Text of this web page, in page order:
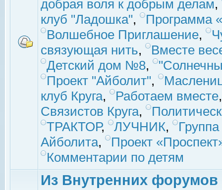
добрая воля к добрым делам,
клуб "Ладошка",
Программа
Волшебное Приглашение,
связующая нить,
Вместе
Детский дом №8,
Проект "Айболит",
клуб Круга, Работаем вместе
Связистов Круга,
ТРАКТОР, ЛУЧНИК,
Айболита,
Проект
Комментарии по детям
Из Внутренних форумов